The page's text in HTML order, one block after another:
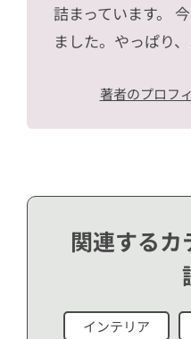
詰まっています。
ました。やっぱり、
著者のプロフ
関連するカ
インテリア